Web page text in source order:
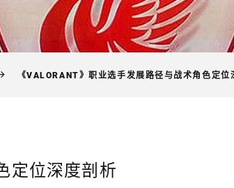
《VALORANT》职业选手发展路径与战术角色定位
定位深度剖析